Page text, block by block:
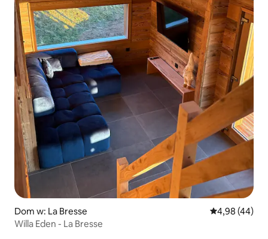
Dom w: La Bresse Średnia
4,98 (44)
Willa Eden - La Bresse